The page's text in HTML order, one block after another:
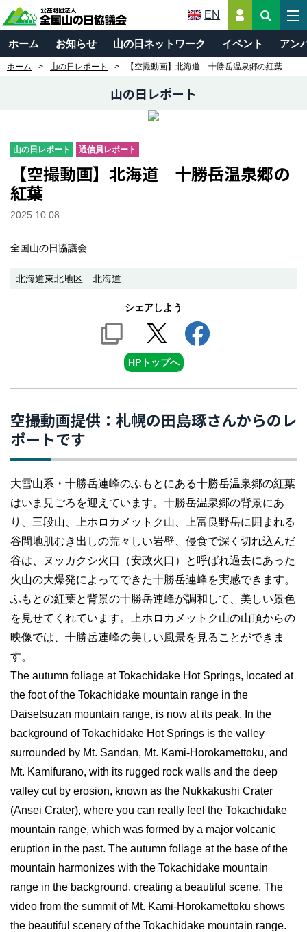
EN
ホーム お知らせ 山の日ネットワーク イベント アン
ホーム 山の日レポート 【空撮動画】北海道 十勝岳温泉郷の紅葉
山の日レポート
山の日レポート 通信員レポート
【空撮動画】北海道 十勝岳温泉郷の
紅葉
2025.10.08
全国山の日協議会
北海道東北地区 北海道
シェアしよう
HPトップへ
空撮動画提供：札幌の田島琢さんからのレ
ポートです
大雪山系・十勝岳連峰のふもとにある十勝岳温泉郷の紅葉
はいま見ごろを迎えています。十勝岳温泉郷の背景にあ
り、三段山、上ホロカメットク山、上富良野岳に囲まれる
谷間地肌むき出しの荒々しい岩壁、侵食で深く切れ込んだ
谷は、ヌッカクシ火口（安政火口）と呼ばれ過去にあった
火山の大爆発によってできた十勝岳連峰を実感できます。
ふもとの紅葉と背景の十勝岳連峰が調和して、美しい景色
を見せてくれています。上ホロカメットク山の山頂からの
映像では、十勝岳連峰の美しい風景を見ることができま
す。
The autumn foliage at Tokachidake Hot Springs, located at
the foot of the Tokachidake mountain range in the
Daisetsuzan mountain range, is now at its peak. In the
background of Tokachidake Hot Springs is the valley
surrounded by Mt. Sandan, Mt. Kami-Horokamettoku, and
Mt. Kamifurano, with its rugged rock walls and the deep
valley cut by erosion, known as the Nukkakushi Crater
(Ansei Crater), where you can really feel the Tokachidake
mountain range, which was formed by a major volcanic
eruption in the past. The autumn foliage at the base of the
mountain harmonizes with the Tokachidake mountain
range in the background, creating a beautiful scene. The
video from the summit of Mt. Kami-Horokamettoku shows
the beautiful scenery of the Tokachidake mountain range.